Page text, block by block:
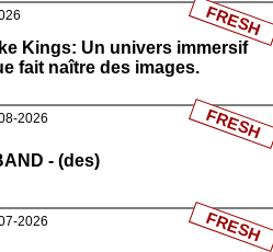
Kings: Un univers immersif
fait naître des images.
FRESH
2026
- (des)
FRESH
2026 FRESH